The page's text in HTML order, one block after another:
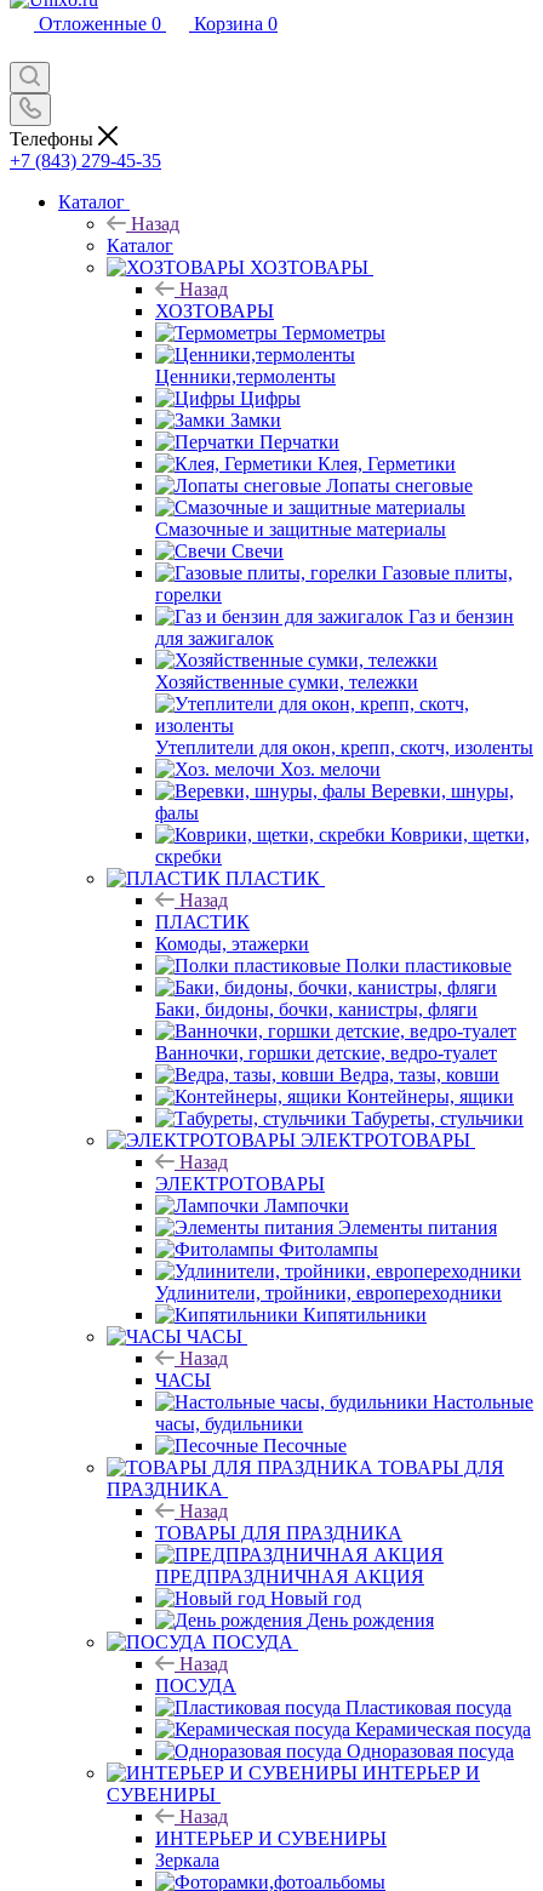
Отложенные 0 Корзина 0
Телефоны
+7 (843) 279-45-35
Каталог
Назад
Каталог
ХОЗТОВАРЫ
Назад
ХОЗТОВАРЫ
Термометры
Ценники,термоленты
Цифры
Замки
Перчатки
Клея, Герметики
Лопаты снеговые
Смазочные и защитные материалы
Свечи
Газовые плиты,
горелки
Газ и бензин
для зажигалок
Хозяйственные сумки, тележки
Утеплители для окон, крепп, скотч, изоленты
Хоз. мелочи
Веревки, шнуры,
фалы
Коврики, щетки,
скребки
ПЛАСТИК
Назад
ПЛАСТИК
Комоды, этажерки
Полки пластиковые
Баки, бидоны, бочки, канистры, фляги
Ванночки, горшки детские, ведро-туалет
Ведра, тазы, ковши
Контейнеры, ящики
Табуреты, стульчики
ЭЛЕКТРОТОВАРЫ
Назад
ЭЛЕКТРОТОВАРЫ
Лампочки
Элементы питания
Фитолампы
Удлинители, тройники, европереходники
Кипятильники
ЧАСЫ
Назад
ЧАСЫ
Настольные
часы, будильники
Песочные
ТОВАРЫ ДЛЯ
ПРАЗДНИКА
Назад
ТОВАРЫ ДЛЯ ПРАЗДНИКА
ПРЕДПРАЗДНИЧНАЯ АКЦИЯ
Новый год
День рождения
ПОСУДА
Назад
ПОСУДА
Пластиковая посуда
Керамическая посуда
Одноразовая посуда
ИНТЕРЬЕР И
СУВЕНИРЫ
Назад
ИНТЕРЬЕР И СУВЕНИРЫ
Зеркала